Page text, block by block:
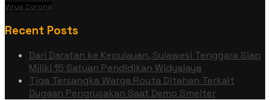
Virus Corona
Recent Posts
Dari Daratan ke Kepulauan, Sulawesi Tenggara Siap
Miliki 15 Satuan Pendidikan Widyalaya
Tiga Tersangka Warga Routa Ditahan Terkait
Dugaan Pengrusakan Saat Demo Smelter